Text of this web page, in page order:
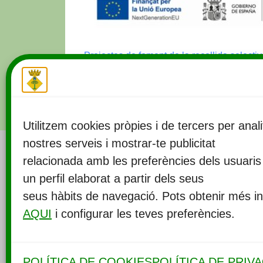
Utilitzem cookies pròpies i de tercers per
nostres serveis i mostrar-te publicitat
relacionada amb les preferències dels
un perfil elaborat a partir dels seus
seus hàbits de navegació. Pots obtenir més
AQUI i configurar les teves preferències.
Projectes de foment de la recollida